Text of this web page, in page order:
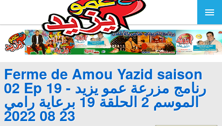
Ferme de Amou Yazid saison
02 Ep 19 - رنامج مزرعة عمو يزيد
الموسم 2 الحلقة 19 برعاية رامي
23 08 2022